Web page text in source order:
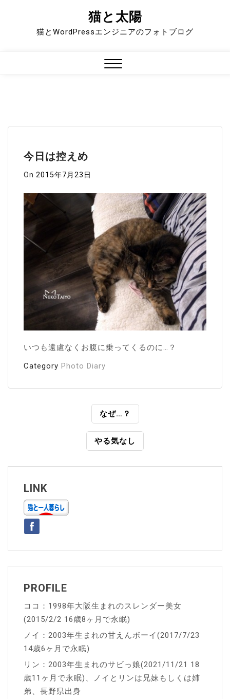
猫と太陽
猫とWordPressエンジニアのフォトブログ
今日は控えめ
On 2015年7月23日
いつも遠慮なくお腹に乗ってくるのに…？
Category Photo Diary
ビ
ゲ
ー
シ
ョ
ン
なぜ…？
やる気なし
LINK
PROFILE
ココ：1998年大阪生まれのスレンダー美女
(2015/2/2 16歳8ヶ月で永眠)
ノイ：2003年生まれの甘えんボーイ(2017/7/23
14歳6ヶ月で永眠)
リン：2003年生まれのサビっ娘(2021/11/21 18
歳11ヶ月で永眠)、ノイとリンは兄妹もしくは姉
弟、長野県出身